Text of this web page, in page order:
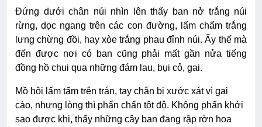
Đứng dưới chân núi nhìn lên thấy ban nở trắng núi
rừng, dọc ngang trên các con đường, lấm chấm trắng
lưng chừng đồi, hay xòe trắng phau đỉnh núi. Ấy thế mà
đến được nơi có ban cũng phải mất gần nửa tiếng
đồng hồ chui qua những đám lau, bụi cỏ, gai.
Mồ hôi lấm tấm trên trán, tay chân bị xước xát vì gai
cào, nhưng lòng thì phấn chấn tột độ. Không phấn khởi
sao được khi, thấy những cây ban đang rập rờn hoa